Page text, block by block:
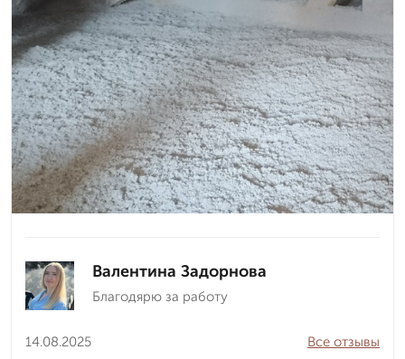
Валентина Задорнова
Благодярю за работу
14.08.2025
Все отзывы